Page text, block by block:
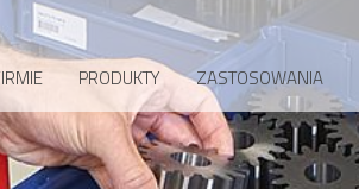
PRODUKTY ZASTOSOWANIA